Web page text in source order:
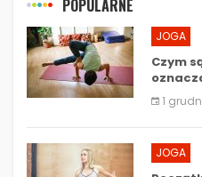
POPULARNE
JOGA
Czym
1
JOGA